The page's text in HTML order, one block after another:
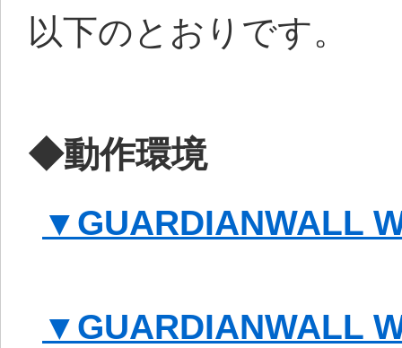
以下のとおりです。
◆動作環境
▼GUARDIANWALL
▼GUARDIANWALL